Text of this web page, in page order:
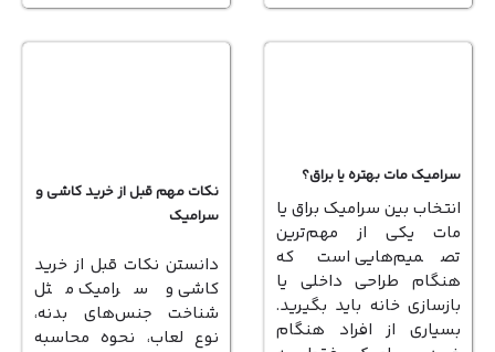
سرامیک مات بهتره یا براق؟
انتخاب بین سرامیک براق یا
مات یکی از مهم‌ترین
تصمیم‌هایی است که
هنگام طراحی داخلی یا
بازسازی خانه باید بگیرید.
بسیاری از افراد هنگام
نکات مهم قبل از خرید کاشی و
سرامیک
دانستن نکات قبل از خرید
کاشی و سرامیک مثل
شناخت جنس‌های بدنه،
نوع لعاب، نحوه محاسبه